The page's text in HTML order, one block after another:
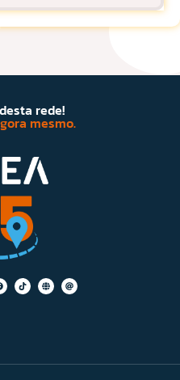
rede!
mesmo.